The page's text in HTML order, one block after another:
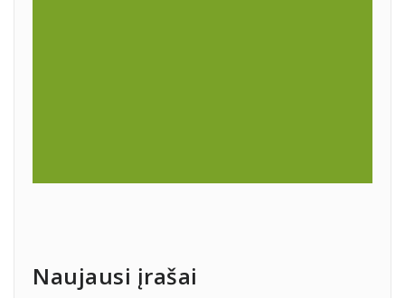
Naujausi įrašai